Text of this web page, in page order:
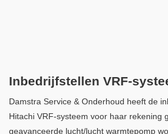
Inbedrijfstellen VRF-
Damstra Service & Onderhoud heeft de
Hitachi VRF-systeem voor haar rekening
geavanceerde lucht/lucht warmtepomp